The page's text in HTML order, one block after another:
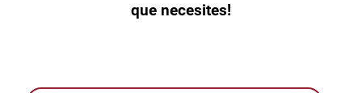
que necesites!